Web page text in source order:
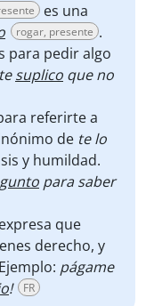
es una
rogar, presente .
para pedir algo
tesuplico que no
referirte a
de te lo
y humildad.
para saber
expresa que
derecho, y
págame
! FR